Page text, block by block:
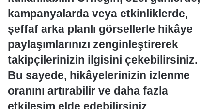
kampanyalarda veya etkinliklerde,
şeffaf arka planlı görsellerle hikâye
paylaşımlarınızı zenginleştirerek
takipçilerinizin ilgisini çekebilirsiniz.
Bu sayede, hikâyelerinizin izlenme
oranını artırabilir ve daha fazla
etkileşim elde edebilirsiniz.